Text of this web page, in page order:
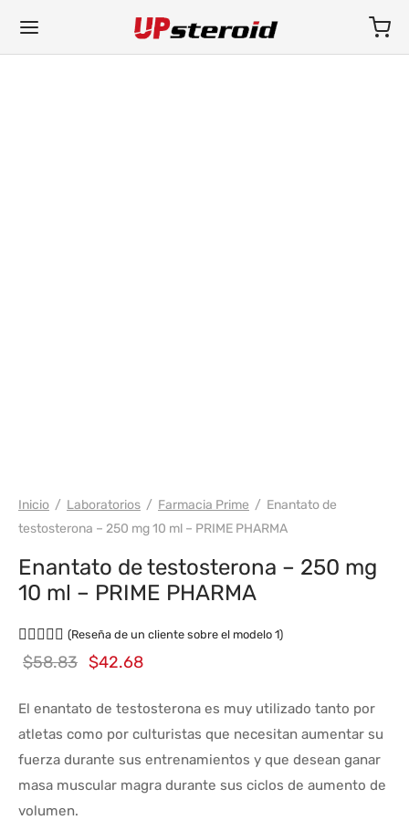
Inicio / Laboratorios / Farmacia Prime / Enantato de
testosterona – 250 mg 10 ml – PRIME PHARMA
Enantato de testosterona – 250 mg
10 ml – PRIME PHARMA
Calificación desobre 5 basada en la valoración de
(Reseña de un cliente sobre el modelo 1)
$58.83 El
era:
$58.83.
$42.68
es:
$42.68.
El enantato de testosterona es muy utilizado tanto por
atletas como por culturistas que necesitan aumentar su
fuerza durante sus entrenamientos y que desean ganar
masa muscular magra durante sus ciclos de aumento de
volumen.